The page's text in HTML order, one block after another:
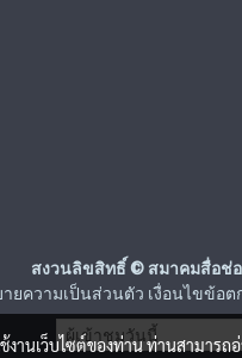
สงวนลิขสิทธิ์ © สมาคมสื่อช่
ยความเป็นส่วนตัว เงื่อนไขข้อต
ผู้เข้าชมวันนี้
านเว็บไซต์ของท่าน ท่านสามารถ